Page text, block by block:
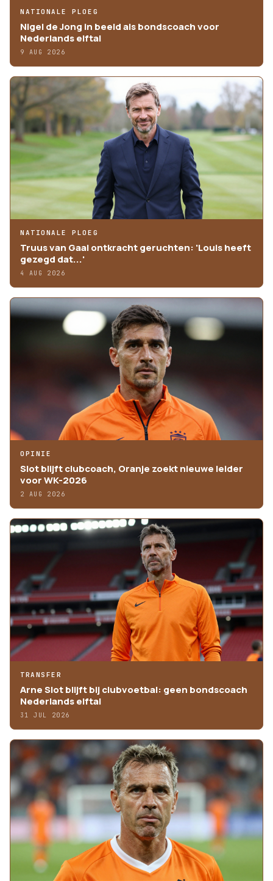
NATIONALE PLOEG
Nigel de Jong in beeld als bondscoach voor
Nederlands elftal
9 AUG 2026
NATIONALE PLOEG
Truus van Gaal ontkracht geruchten: 'Louis heeft
gezegd dat...'
4 AUG 2026
OPINIE
Slot blijft clubcoach, Oranje zoekt nieuwe leider
voor WK-2026
2 AUG 2026
TRANSFER
Arne Slot blijft bij clubvoetbal: geen bondscoach
Nederlands elftal
31 JUL 2026